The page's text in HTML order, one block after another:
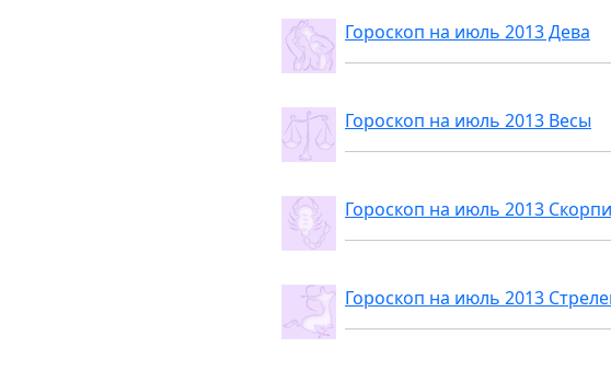
Гороскоп на июль 2013 Дева
Гороскоп на июль 2013 Весы
Гороскоп на июль 2013
Гороскоп на июль 2013